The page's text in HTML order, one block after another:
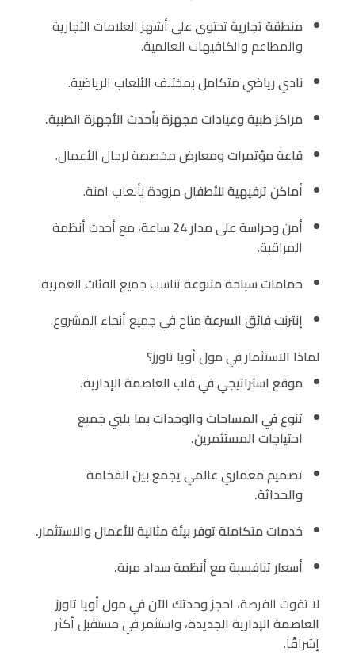
منطقة تجاريةتحتوي على أشهر العلامات التجارية
والمطاعم والكافيهات العالمية.
نادي رياضي متكاملبمختلف الألعاب الرياضية.
مراكز طبية وعيادات مجهزة بأحدث الأجهزة الطبية.
قاعة مؤتمرات ومعارضمخصصة لرجال الأعمال.
أماكن ترفيهية للأطفالمزودة بألعاب آمنة.
أمن وحراسة على مدار 24 ساعة
، مع أحدث أنظمة
المراقبة.
حمامات سباحة متنوعةتناسب جميع الفئات العمرية.
إنترنت فائق السرعةمتاح في جميع أنحاء المشروع.
لماذا الاستثمار في مول أويا تاورز؟
موقع استراتيجي في قلب العاصمة الإدارية.
تنوع في المساحات والوحدات بما يلبي جميع
احتياجات المستثمرين.
تصميم معماري عالمي يجمع بين الفخامة
والحداثة.
خدمات متكاملة توفر بيئة مثالية للأعمال والاستثمار.
أسعار تنافسية مع أنظمة سداد مرنة.
لا تفوت الفرصة، احجز وحدتك الآن في مول أويا تاورز
العاصمة الإدارية الجديدة، واستثمر في مستقبل أكثر
إشراقًا.